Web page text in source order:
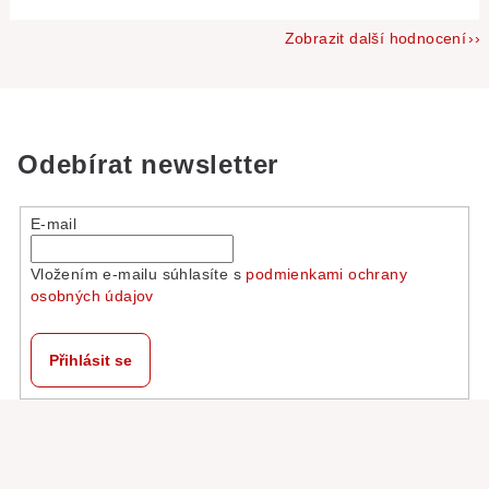
Zobrazit další hodnocení
Odebírat newsletter
E-mail
Vložením e-mailu súhlasíte s podmienkami ochrany
osobných údajov
Přihlásit se